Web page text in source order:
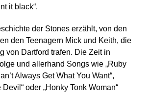
it black“.
der Stones erzählt, von den
den Teenagern Mick und Keith, die
von Dartford trafen. Die Zeit in
und allerhand Songs wie „Ruby
Always Get What You Want“,
Devil“ oder „Honky Tonk Woman“